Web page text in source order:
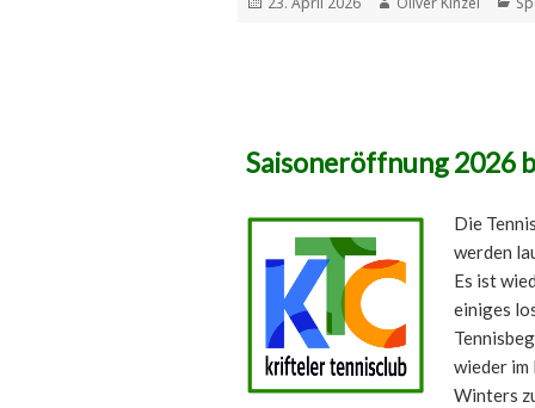
Saisoneröffnung 2026
Die
werden
Es ist
einiges
wieder im
Winters